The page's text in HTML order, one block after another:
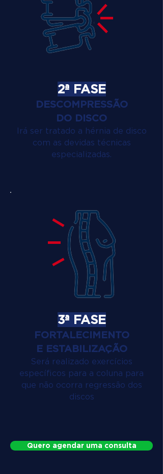
2ª FASE
DESCOMPRESSÃO
DO DISCO
Irá ser tratado a hérnia de disco
com as devidas técnicas
especializadas.
3ª FASE
FORTALECIMENTO
E ESTABILIZAÇÃO
Será realizado exercícios
específicos para a coluna para
que não ocorra regressão dos
discos
Quero agendar uma consulta